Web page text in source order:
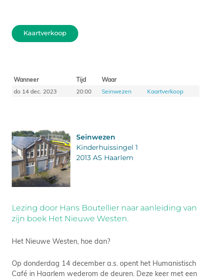
Kaartverkoop
Wanneer Tijd
Waar
do 14 dec. 2023
20:00 Seinwezen Kaartverkoop
Seinwezen
Kinderhuissingel 1
2013 AS Haarlem
Lezing door Hans Boutellier naar aanleiding van
zijn boek Het Nieuwe Westen.
Het Nieuwe Westen, hoe dan?
Op donderdag 14 december a.s. opent het Humanistisch
Café in Haarlem wederom de deuren. Deze keer met een